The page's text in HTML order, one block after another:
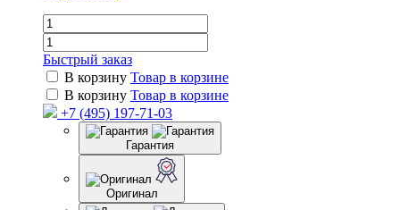
Быстрый заказ
В корзину Товар в корзине
В корзину Товар в корзине
+7 (495) 197-71-03
Гарантия
Оригинал